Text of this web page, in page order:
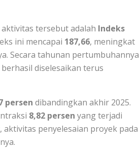
tersebut adalah Indeks
ini mencapai 187,66, meningkat
Secara tahunan pertumbuhannya
diselesaikan terus
persen dibandingkan akhir 2025.
8,82 persen yang terjadi
penyelesaian proyek pada